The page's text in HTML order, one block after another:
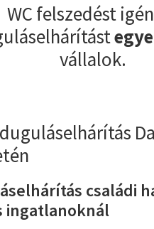
WC felszedést
vállalok.
családi
ingatlanoknál